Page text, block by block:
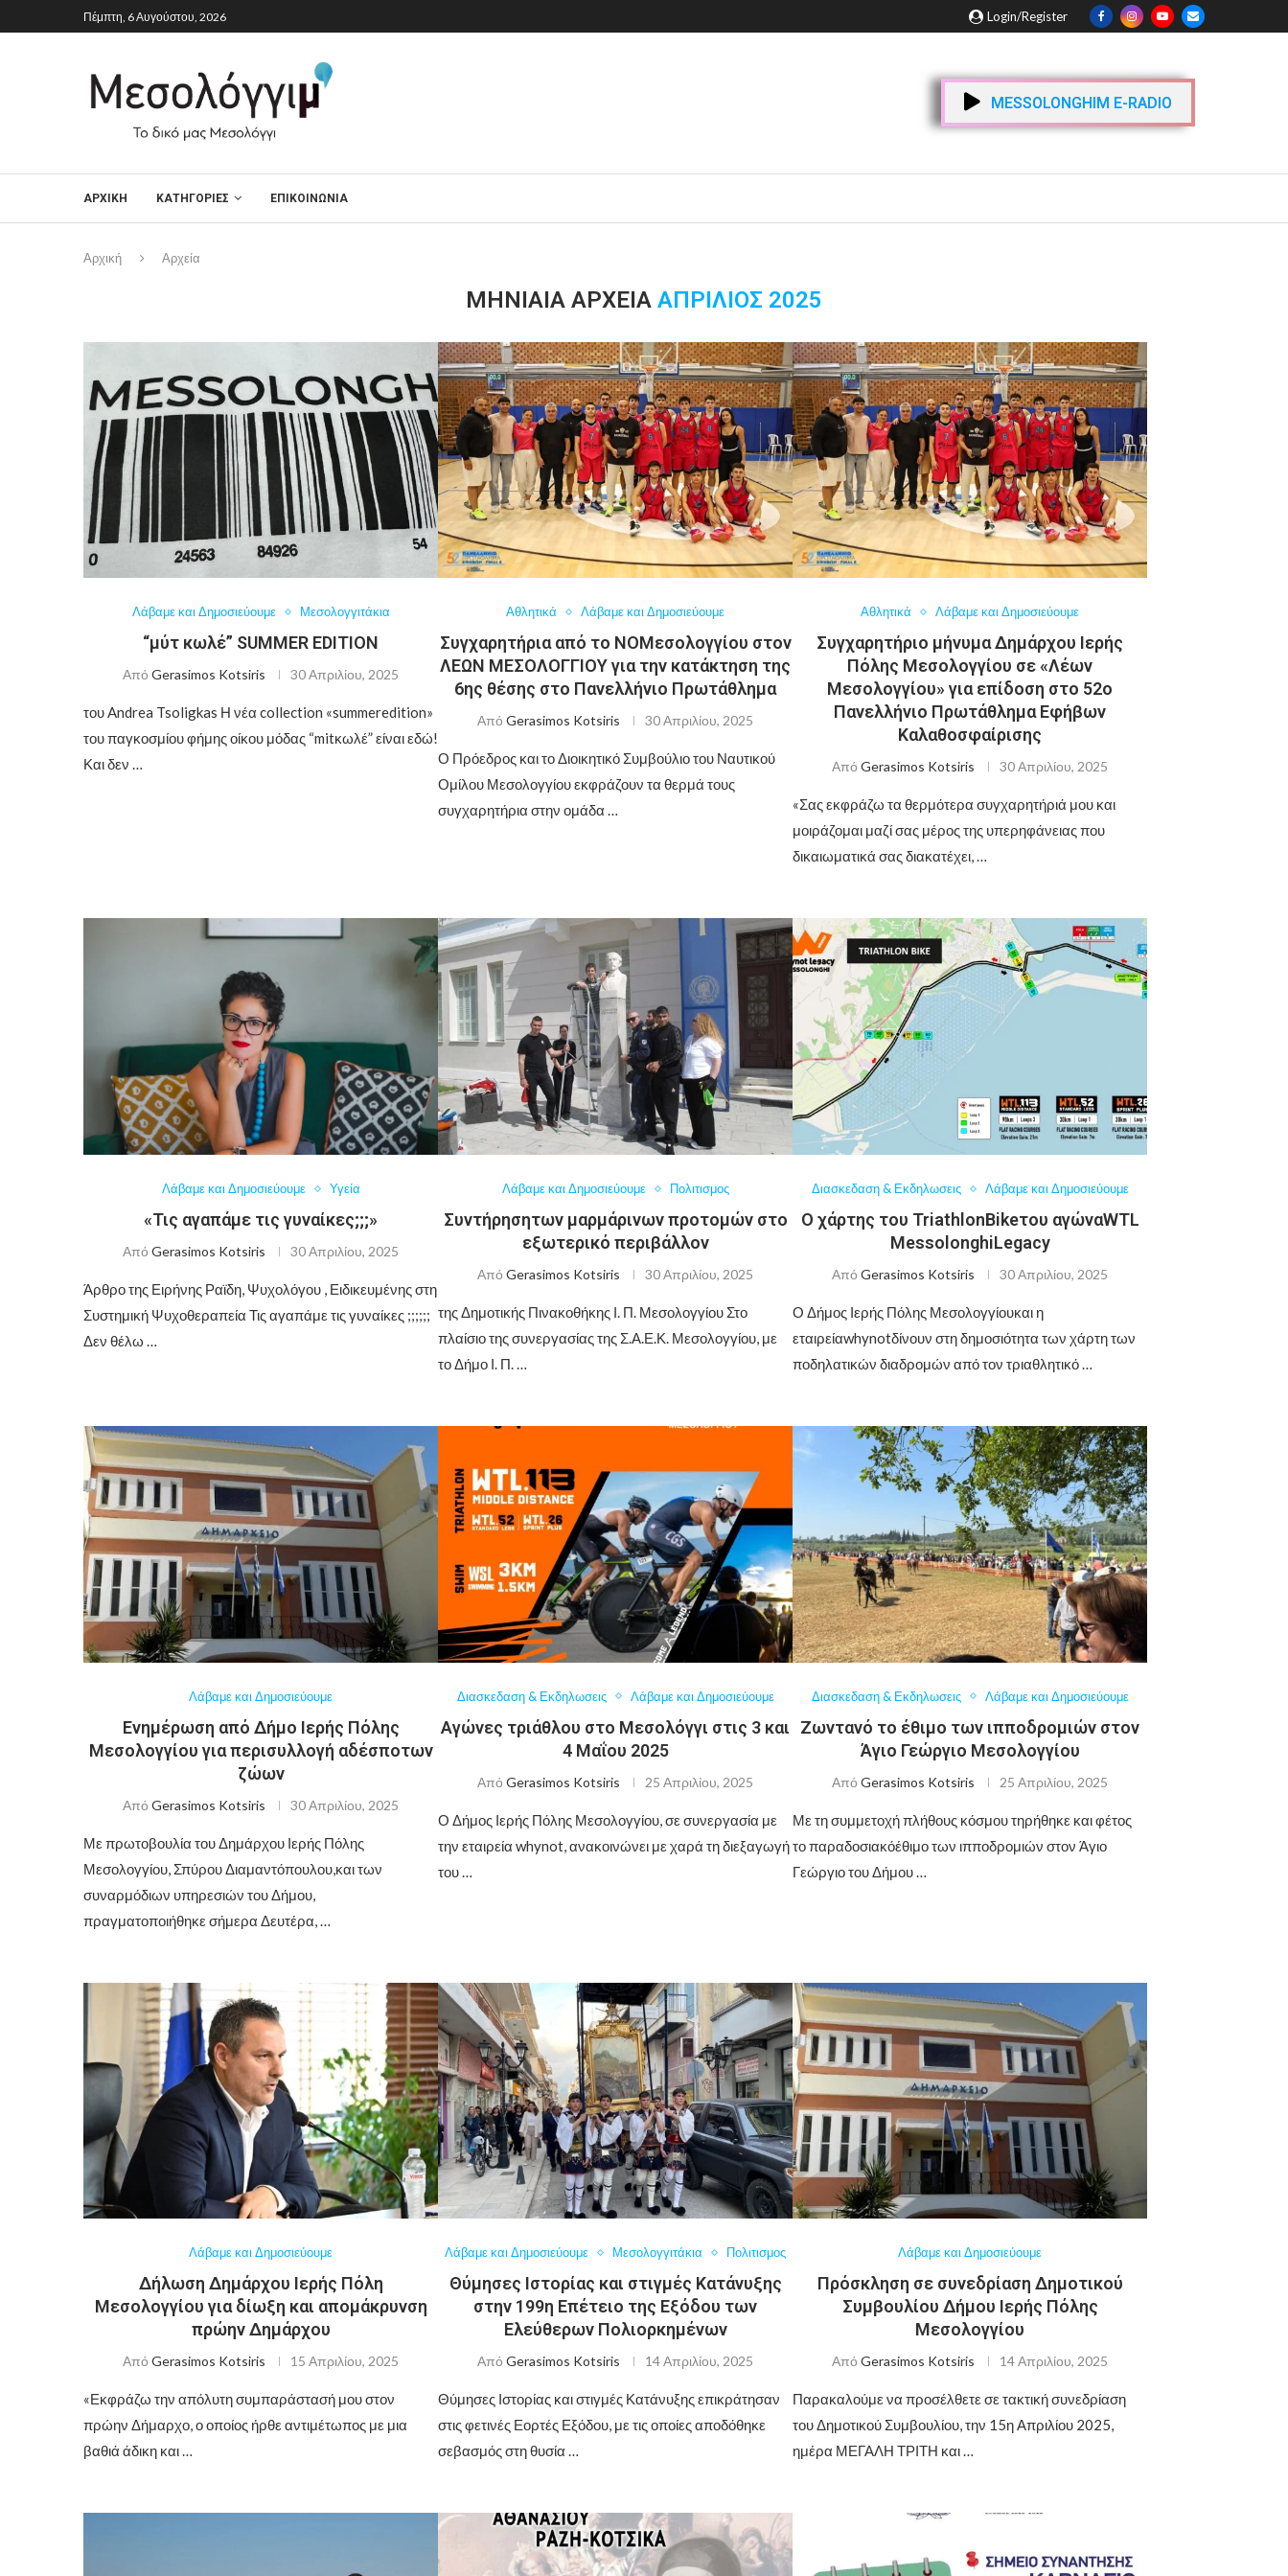
Πέμπτη, 6 Αυγούστου, 2026 Login/Register
MESSOLONGHIM E-RADIO
ΑΡΧΙΚΉ ΚΑΤΗΓΟΡΙΕΣ ΕΠΙΚΟΙΝΩΝΙΑ
Αρχική Αρχεία
ΜΗΝΙΑΊΑ ΑΡΧΕΊΑ ΑΠΡΊΛΙΟΣ 2025
Λάβαμε και Δημοσιεύουμε Μεσολογγιτάκια
“μύτ κωλέ” SUMMER EDITION
Από Gerasimos Kotsiris 30 Απριλίου, 2025
του Andrea Tsoligkas Η νέα collection «summeredition»
του παγκοσμίου φήμης οίκου μόδας “mitκωλέ” είναι εδώ!
Και δεν …
Αθλητικά Λάβαμε και Δημοσιεύουμε
Συγχαρητήρια από το ΝΟΜεσολογγίου στον
ΛΕΩΝ ΜΕΣΟΛΟΓΓΙΟΥ για την κατάκτηση της
6ης θέσης στο Πανελλήνιο Πρωτάθλημα
Από Gerasimos Kotsiris 30 Απριλίου, 2025
Ο Πρόεδρος και το Διοικητικό Συμβούλιο του Ναυτικού
Ομίλου Μεσολογγίου εκφράζουν τα θερμά τους
συγχαρητήρια στην ομάδα …
Αθλητικά Λάβαμε και Δημοσιεύουμε
Συγχαρητήριο μήνυμα Δημάρχου Ιερής
Πόλης Μεσολογγίου σε «Λέων
Μεσολογγίου» για επίδοση στο 52ο
Πανελλήνιο Πρωτάθλημα Εφήβων
Καλαθοσφαίρισης
Από Gerasimos Kotsiris 30 Απριλίου, 2025
«Σας εκφράζω τα θερμότερα συγχαρητήριά μου και
μοιράζομαι μαζί σας μέρος της υπερηφάνειας που
δικαιωματικά σας διακατέχει, …
Λάβαμε και Δημοσιεύουμε Υγεία
«Τις αγαπάμε τις γυναίκες;;;»
Από Gerasimos Kotsiris 30 Απριλίου, 2025
Άρθρο της Ειρήνης Ραϊδη, Ψυχολόγου , Ειδικευμένης στη
Συστημική Ψυχοθεραπεία Τις αγαπάμε τις γυναίκες ;;;;;;
Δεν θέλω …
Λάβαμε και Δημοσιεύουμε Πολιτισμος
Συντήρησητων μαρμάρινων προτομών στο
εξωτερικό περιβάλλον
Από Gerasimos Kotsiris 30 Απριλίου, 2025
της Δημοτικής Πινακοθήκης Ι. Π. Μεσολογγίου Στο
πλαίσιο της συνεργασίας της Σ.Α.Ε.Κ. Μεσολογγίου, με
το Δήμο Ι. Π. …
Διασκεδαση & Εκδηλωσεις Λάβαμε και Δημοσιεύουμε
Ο χάρτης του TriathlonBikeτου αγώναWTL
MessolonghiLegacy
Από Gerasimos Kotsiris 30 Απριλίου, 2025
Ο Δήμος Ιερής Πόλης Μεσολογγίουκαι η
εταιρείαwhynotδίνουν στη δημοσιότητα των χάρτη των
ποδηλατικών διαδρομών από τον τριαθλητικό …
Λάβαμε και Δημοσιεύουμε
Ενημέρωση από Δήμο Ιερής Πόλης
Μεσολογγίου για περισυλλογή αδέσποτων
ζώων
Από Gerasimos Kotsiris 30 Απριλίου, 2025
Με πρωτοβουλία του Δημάρχου Ιερής Πόλης
Μεσολογγίου, Σπύρου Διαμαντόπουλου,και των
συναρμόδιων υπηρεσιών του Δήμου,
πραγματοποιήθηκε σήμερα Δευτέρα, …
Διασκεδαση & Εκδηλωσεις Λάβαμε και Δημοσιεύουμε
Αγώνες τριάθλου στο Μεσολόγγι στις 3 και
4 Μαΐου 2025
Από Gerasimos Kotsiris 25 Απριλίου, 2025
Ο Δήμος Ιερής Πόλης Μεσολογγίου, σε συνεργασία με
την εταιρεία whynot, ανακοινώνει με χαρά τη διεξαγωγή
του …
Διασκεδαση & Εκδηλωσεις Λάβαμε και Δημοσιεύουμε
Ζωντανό το έθιμο των ιπποδρομιών στον
Άγιο Γεώργιο Μεσολογγίου
Από Gerasimos Kotsiris 25 Απριλίου, 2025
Με τη συμμετοχή πλήθους κόσμου τηρήθηκε και φέτος
το παραδοσιακόέθιμο των ιπποδρομιών στον Άγιο
Γεώργιο του Δήμου …
Λάβαμε και Δημοσιεύουμε
Δήλωση Δημάρχου Ιερής Πόλη
Μεσολογγίου για δίωξη και απομάκρυνση
πρώην Δημάρχου
Από Gerasimos Kotsiris 15 Απριλίου, 2025
«Εκφράζω την απόλυτη συμπαράστασή μου στον
πρώην Δήμαρχο, ο οποίος ήρθε αντιμέτωπος με μια
βαθιά άδικη και …
Λάβαμε και Δημοσιεύουμε Μεσολογγιτάκια Πολιτισμος
Θύμησες Ιστορίας και στιγμές Κατάνυξης
στην 199η Επέτειο της Εξόδου των
Ελεύθερων Πολιορκημένων
Από Gerasimos Kotsiris 14 Απριλίου, 2025
Θύμησες Ιστορίας και στιγμές Κατάνυξης επικράτησαν
στις φετινές Εορτές Εξόδου, με τις οποίες αποδόθηκε
σεβασμός στη θυσία …
Λάβαμε και Δημοσιεύουμε
Πρόσκληση σε συνεδρίαση Δημοτικού
Συμβουλίου Δήμου Ιερής Πόλης
Μεσολογγίου
Από Gerasimos Kotsiris 14 Απριλίου, 2025
Παρακαλούμε να προσέλθετε σε τακτική συνεδρίαση
του Δημοτικού Συμβουλίου, την 15η Απριλίου 2025,
ημέρα ΜΕΓΑΛΗ ΤΡΙΤΗ και …